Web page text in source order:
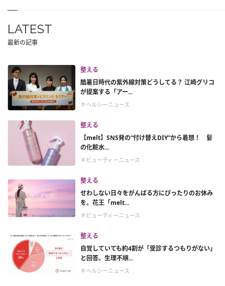
LATEST
最新の記事
整える
酷暑日時代の紫外線対策どうしてる？ 江崎グリコ
が提案する「アー...
＃ヘルシーニュース
整える
【melt】SNS発の“付け替えDIY”から着想！ 髪
の化粧水...
＃ビューティーニュース
整える
せわしない日々をがんばる方にぴったりのお休み
を。花王「melt...
＃ビューティーニュース
整える
自覚していても約4割が「受診するつもりがない」
と回答。生理不順...
＃ヘルシーニュース